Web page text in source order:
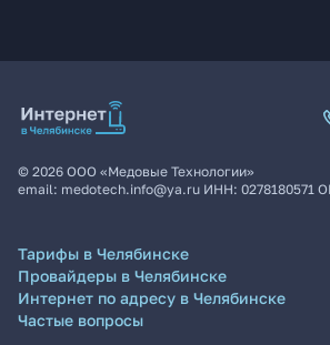
© 2026 ООО «Медовые Технологии»
email: medotech.info@ya.ru ИНН: 0278180571
Тарифы в Челябинске
Провайдеры в Челябинске
Интернет по адресу в Челябинске
Частые вопросы